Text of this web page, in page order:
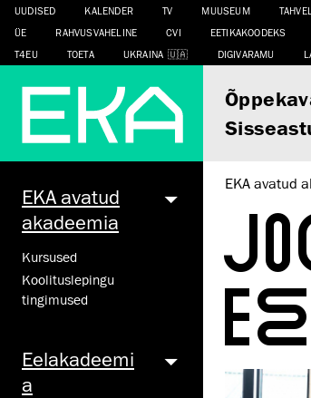
UUDISED KALENDER TV MUUSEUM
ÜE
RAHVUSVAHELINE CVI EETIKAKOODEKS
T4EU
TOETA UKRAINA DIGIVARAMU
EKA avatud
akadeemia
Kursused
Koolituslepingu
tingimused
Eelakadeemi
a
EKA avatud